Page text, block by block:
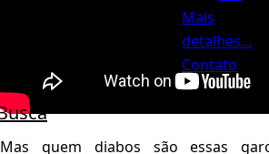
Mais
detalhes...
Contato
Mas quem diabos são essas